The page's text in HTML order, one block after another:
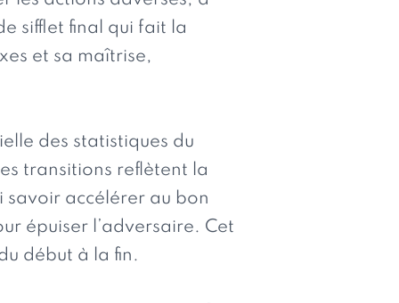
sifflet final qui fait la
et sa maîtrise,
des statistiques du
transitions reflètent la
savoir accélérer au bon
épuiser l’adversaire. Cet
début à la fin.